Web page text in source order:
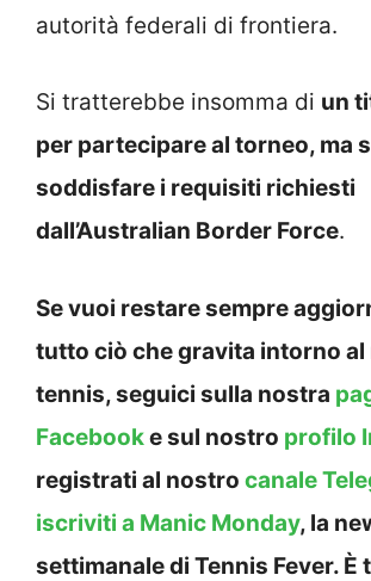
autorità federali di frontiera.
Si tratterebbe insomma di un
per partecipare al torneo, ma
soddisfare i requisiti richiesti
dall’Australian Border Force.
Se vuoi restare sempre
tutto ciò che gravita intorno al
tennis, seguici sulla nostra
Facebooke sul nostro profilo
registrati al nostro canale
iscriviti a Manic Monday, la
settimanale di Tennis Fever.